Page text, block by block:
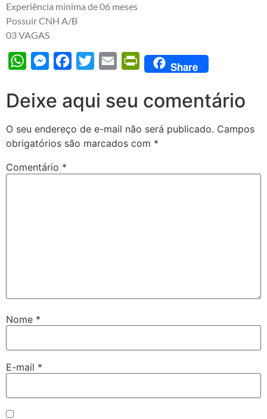
Experiência mínima de 06 meses
Possuir CNH A/B
03 VAGAS
WhatsAppMessengerFacebook
Twitter Email PrintFriendly
Share
Deixe aqui seu comentário
O seu endereço de e-mail não será publicado. Campos
obrigatórios são marcados com *
Comentário *
Nome *
E-mail *